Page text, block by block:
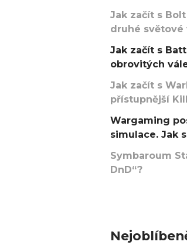
Jak začít s
druhé světové
Jak začít s
obrovitých
Jak začít s
přístupnější
Wargaming
simulace. Jak
Symbaroum
DnD“?